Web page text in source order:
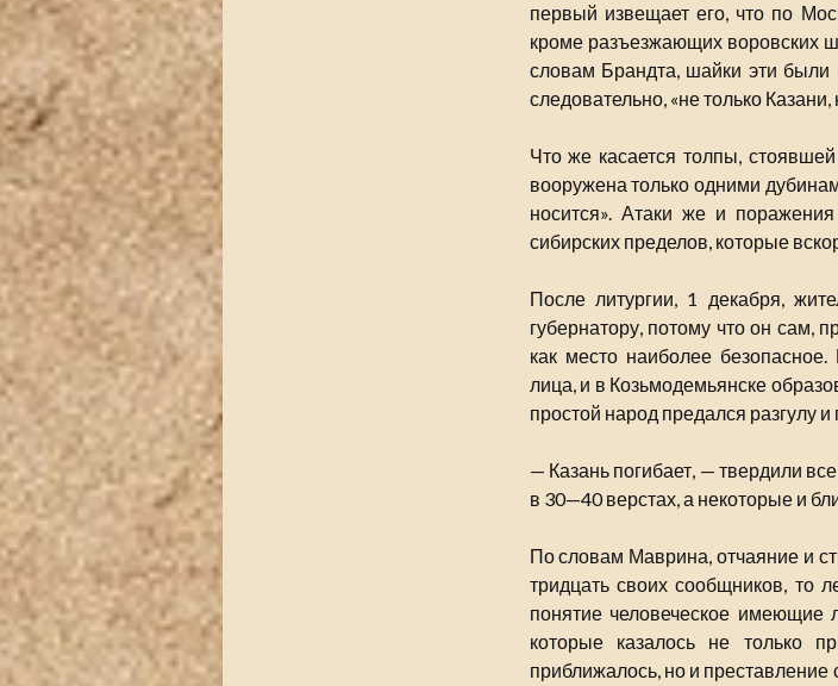
первый извещает его, что по
кроме разъезжающих воровских
словам Брандта, шайки эти были
следовательно, «не только
Что же касается толпы,
вооружена только одними
носится». Атаки же и
сибирских пределов, которые
После литургии, 1 декабря,
губернатору, потому что он сам,
как место наиболее
лица, и в Козьмодемьянске
простой народ предался разгулу
— Казань погибает, — твердили
в 30—40 верстах, а некоторые и
По словам Маврина, отчаяние и
тридцать своих сообщников, то
понятие человеческое
которые казалось не только
приближалось, но и